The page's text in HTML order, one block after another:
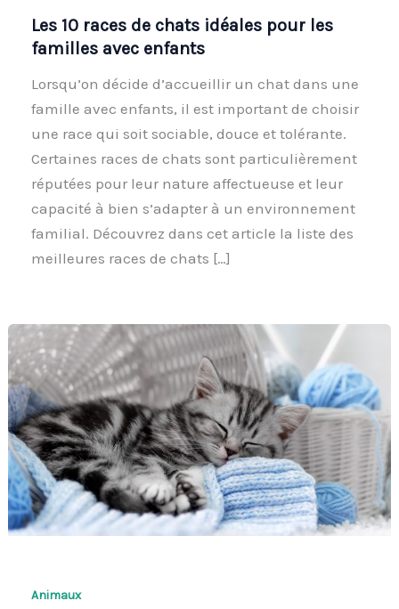
Les 10 races de chats idéales pour les
familles avec enfants
Lorsqu’on décide d’accueillir un chat dans une
famille avec enfants, il est important de choisir
une race qui soit sociable, douce et tolérante.
Certaines races de chats sont particulièrement
réputées pour leur nature affectueuse et leur
capacité à bien s’adapter à un environnement
familial. Découvrez dans cet article la liste des
meilleures races de chats […]
Animaux